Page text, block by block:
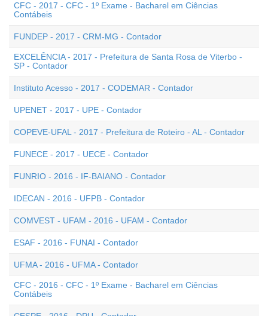
CFC - 2017 - CFC - 1º Exame - Bacharel em Ciências
Contábeis
FUNDEP - 2017 - CRM-MG - Contador
EXCELÊNCIA - 2017 - Prefeitura de Santa Rosa de Viterbo -
SP - Contador
Instituto Acesso - 2017 - CODEMAR - Contador
UPENET - 2017 - UPE - Contador
COPEVE-UFAL - 2017 - Prefeitura de Roteiro - AL - Contador
FUNECE - 2017 - UECE - Contador
FUNRIO - 2016 - IF-BAIANO - Contador
IDECAN - 2016 - UFPB - Contador
COMVEST - UFAM - 2016 - UFAM - Contador
ESAF - 2016 - FUNAI - Contador
UFMA - 2016 - UFMA - Contador
CFC - 2016 - CFC - 1º Exame - Bacharel em Ciências
Contábeis